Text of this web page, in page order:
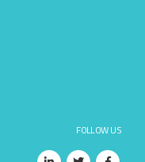
FOLLOW US